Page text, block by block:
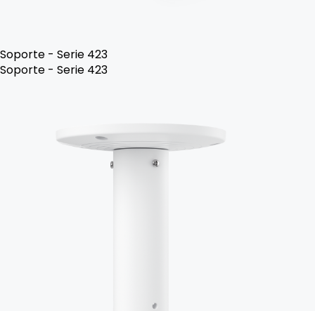
Soporte - Serie 423
Soporte - Serie 423